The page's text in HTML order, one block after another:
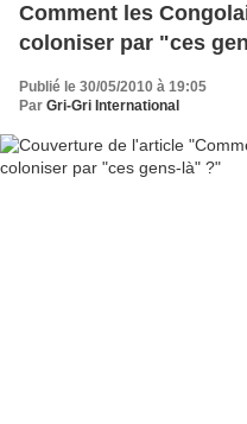
Comment les
coloniser par "ces
Publié le 30/05/2010 à 19:05
Par Gri-Gri International